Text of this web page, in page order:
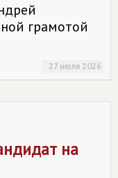
грамотой
27 июля 2026
на